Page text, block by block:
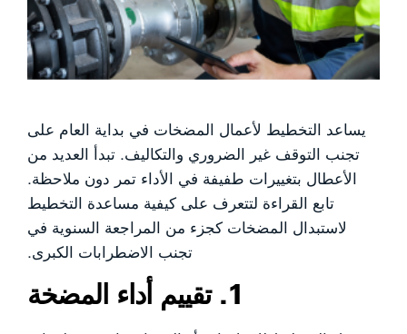
يساعد التخطيط لأعمال المضخات في بداية العام على
تجنب التوقف غير الضروري والتكاليف. تبدأ العديد من
الأعطال بتغييرات طفيفة في الأداء تمر دون ملاحظة.
تابع القراءة لتتعرف على كيفية مساعدة التخطيط
لاستبدال المضخات كجزء من المراجعة السنوية في
تجنب الاضطرابات الكبرى.
1. تقييم أداء المضخة